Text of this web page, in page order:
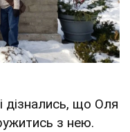
дізнались, що Оля
з нею.